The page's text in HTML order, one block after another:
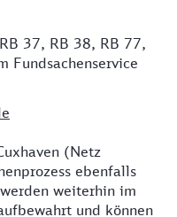
37, RB 38, RB 77,
Fundsachenservice
(Netz
ebenfalls
weiterhin im
und können